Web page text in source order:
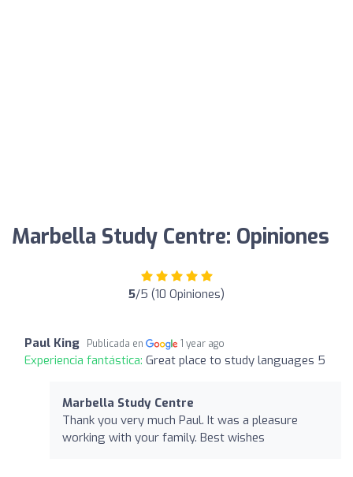
Marbella Study Centre: Opiniones
5/5 (10 Opiniones)
Paul King Publicada en 1 year ago
Experiencia fantástica: Great place to study languages 5
Marbella Study Centre
Thank you very much Paul. It was a pleasure
working with your family. Best wishes